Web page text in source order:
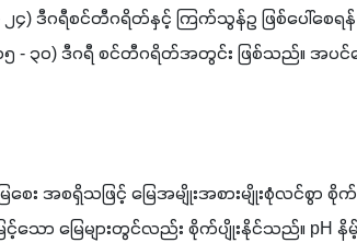
- ၂၄) ဒီဂရီစင်တီဂရိတ်နှင့် ကြက်သွန်ဥ ဖြစ်ပေါ်စ
- ၃၀) ဒီဂရီ စင်တီဂရိတ်အတွင်း ဖြစ်သည်။ အပင်က
ေစေး အစရှိသဖြင့် မြေအမျိုးအစားမျိုးစုံလင်စွာ
င့်သော မြေများတွင်လည်း စိုက်ပျိုးနိုင်သည်။ pH နိ